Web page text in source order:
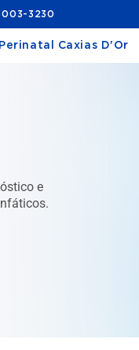
3230
Perinatal Caxias D'Or
e